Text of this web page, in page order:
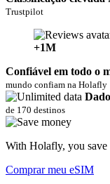
Trustpilot
+1M
Confiável em todo o
mundo confiam na Holafly
de 170 destinos‎
With Holafly, you
Comprar meu eSIM